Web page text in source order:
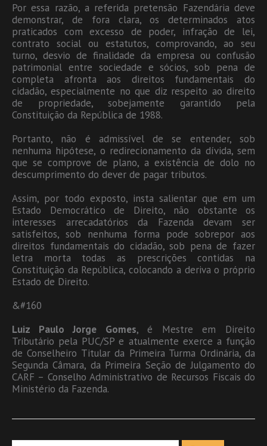
Por essa razão, a referida pretensão Fazendária deve
demonstrar, de fora clara, os determinados atos
praticados com excesso de poder, infração de lei,
contrato social ou estatutos, comprovando, ao seu
turno, desvio de finalidade da empresa ou confusão
patrimonial entre sociedade e sócios, sob pena de
completa afronta aos direitos fundamentais do
cidadão, especialmente no que diz respeito ao direito
de propriedade, sobejamente garantido pela
Constituição da República de 1988.
Portanto, não é admissível de se entender, sob
nenhuma hipótese, o redirecionamento da dívida, sem
que se comprove de plano, a existência de dolo no
descumprimento do dever de pagar tributos.
Assim, por todo exposto, insta salientar que em um
Estado Democrático de Direito, não obstante os
interesses arrecadatórios da Fazenda devam ser
satisfeitos, sob nenhuma forma pode sobrepor aos
direitos fundamentais do cidadão, sob pena de fazer
letra morta todas as prescrições contidas na
Constituição da República, colocando a deriva o próprio
Estado de Direito.
&#160
Luiz Paulo Jorge Gomes, é Mestre em Direito
Tributário pela PUC/SP e atualmente exerce a função
de Conselheiro Titular da Primeira Turma Ordinária, da
Segunda Câmara, da Primeira Seção de Julgamento do
CARF – Conselho Administrativo de Recursos Fiscais do
Ministério da Fazenda.